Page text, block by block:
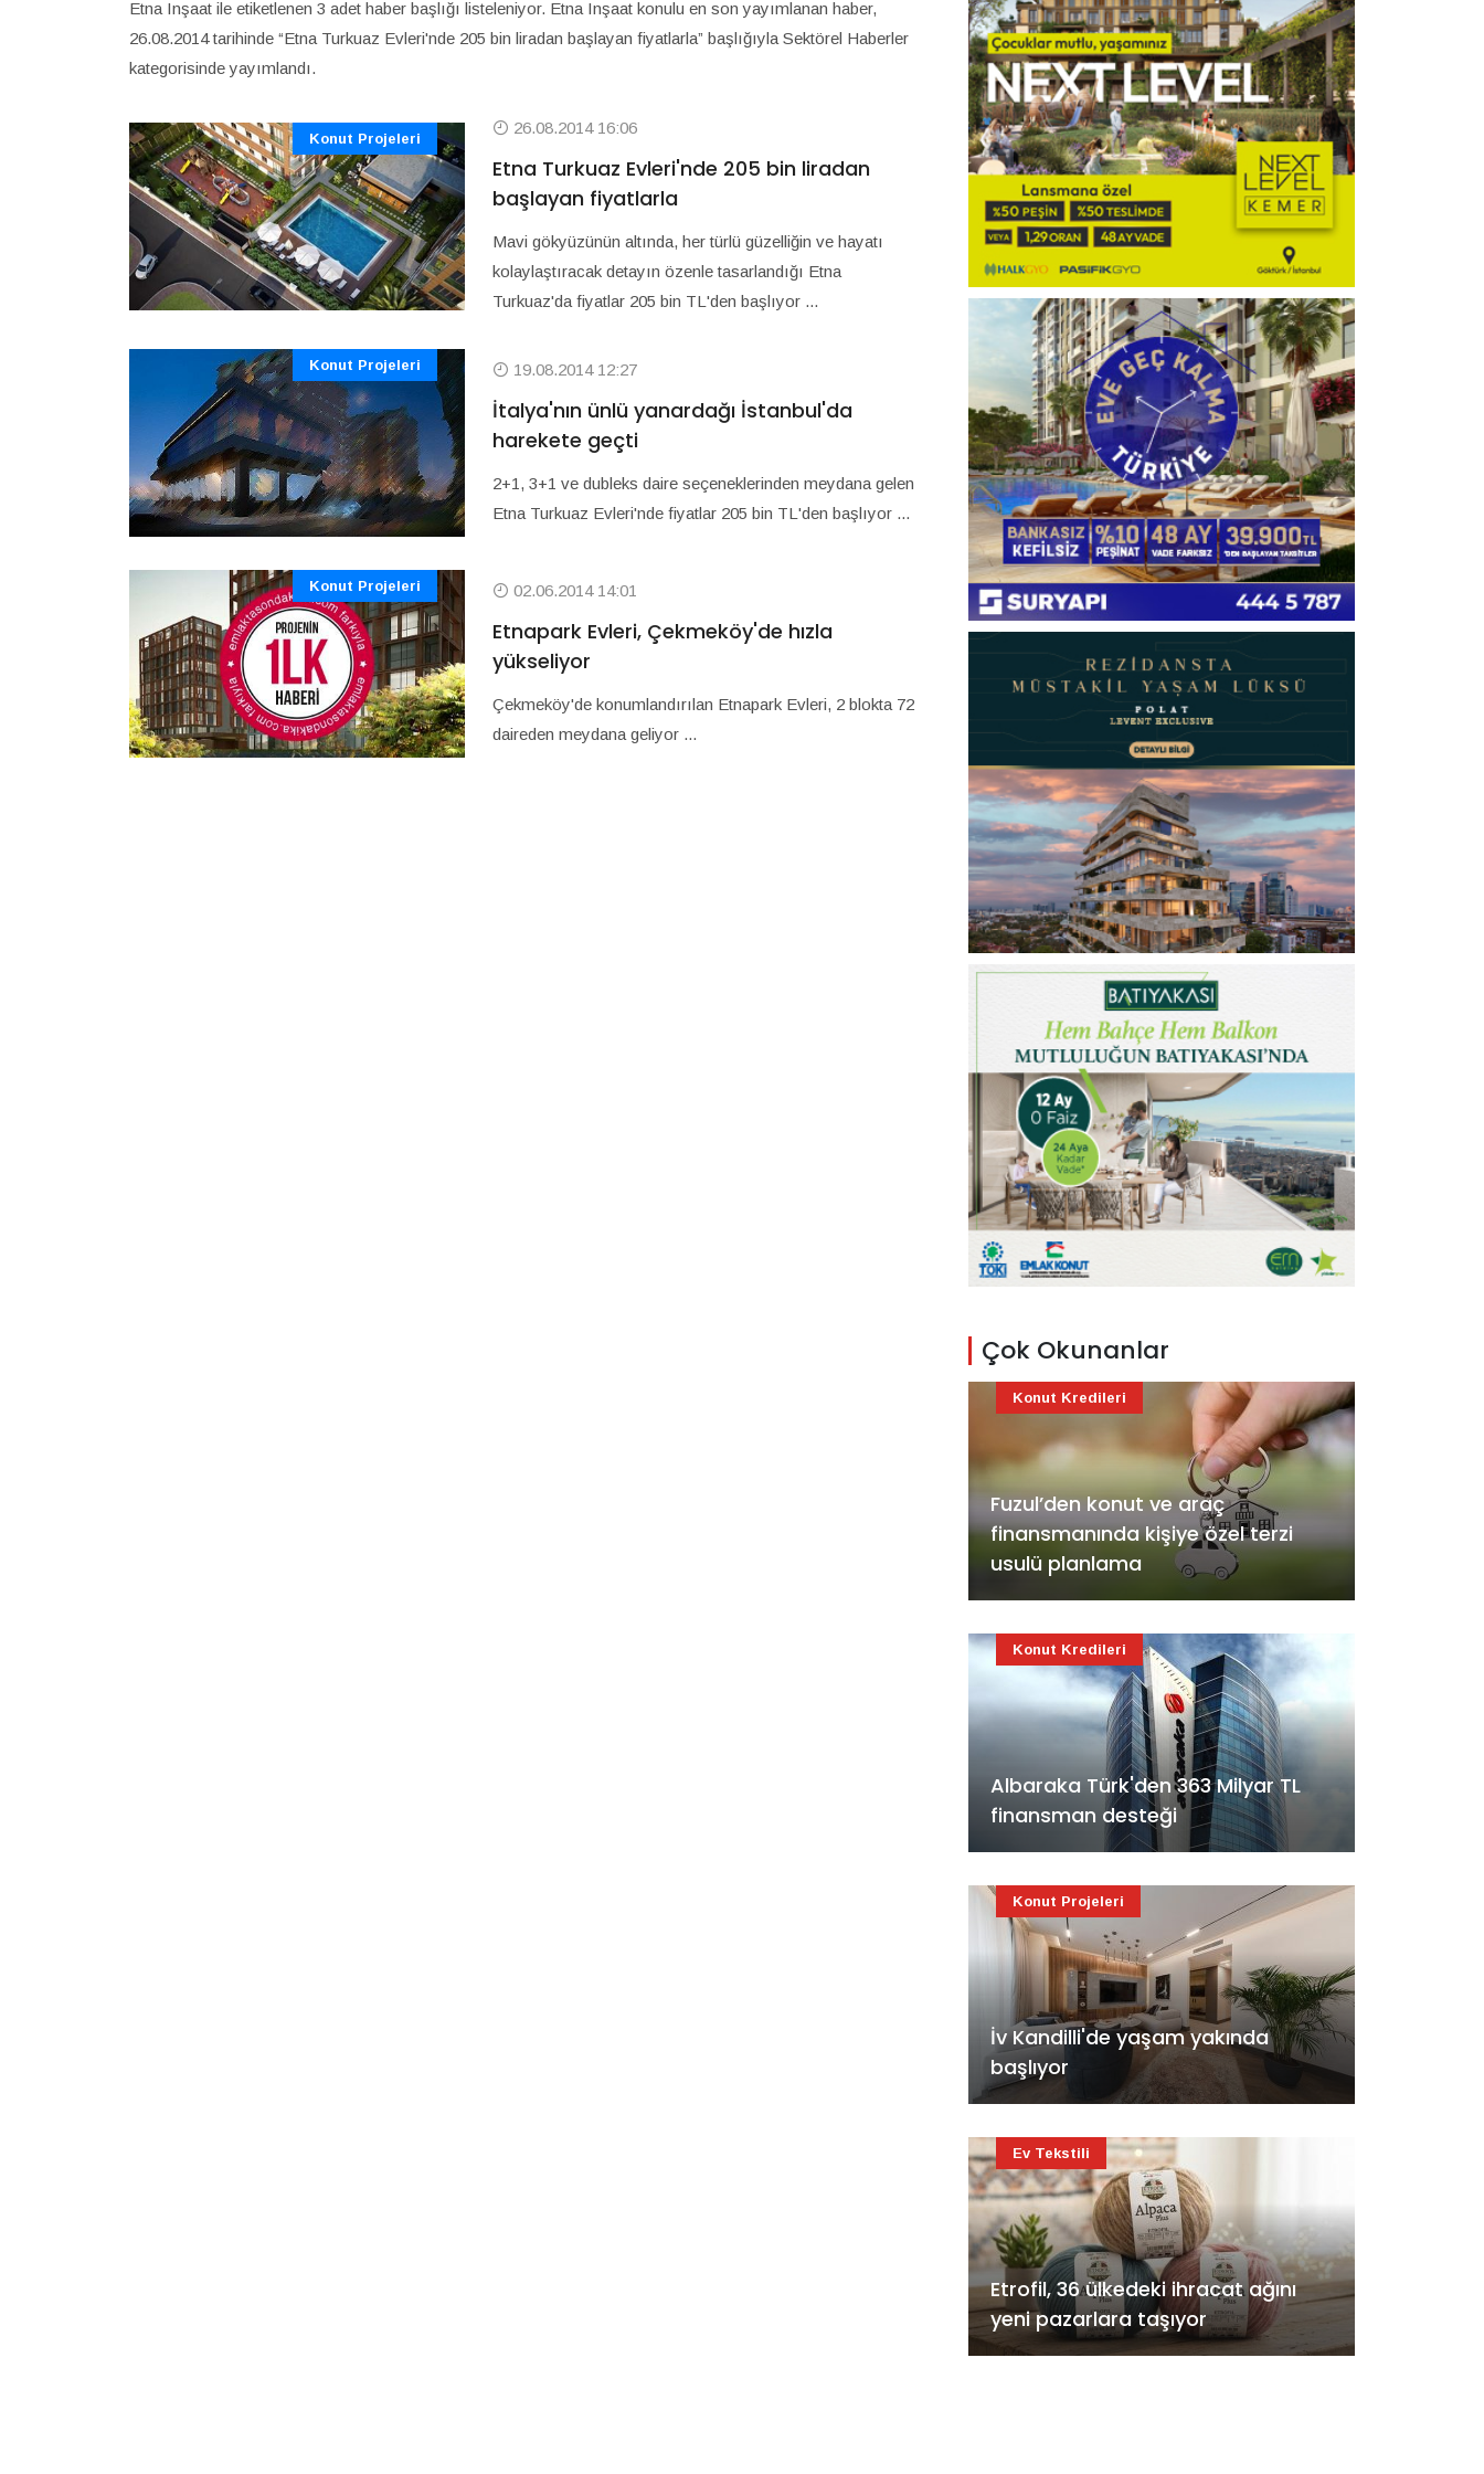
Etna Inşaat ile etiketlenen 3 adet haber başlığı listeleniyor. Etna Inşaat konulu en son yayımlanan haber,
26.08.2014 tarihinde “Etna Turkuaz Evleri'nde 205 bin liradan başlayan fiyatlarla” başlığıyla Sektörel Haberler
kategorisinde yayımlandı.
Konut Projeleri
26.08.2014 16:06
Etna Turkuaz Evleri'nde 205 bin liradan
başlayan fiyatlarla
Mavi gökyüzünün altında, her türlü güzelliğin ve hayatı
kolaylaştıracak detayın özenle tasarlandığı Etna
Turkuaz'da fiyatlar 205 bin TL'den başlıyor ...
Konut Projeleri 19.08.2014 12:27
İtalya'nın ünlü yanardağı İstanbul'da
harekete geçti
2+1, 3+1 ve dubleks daire seçeneklerinden meydana gelen
Etna Turkuaz Evleri'nde fiyatlar 205 bin TL'den başlıyor ...
Konut Projeleri 02.06.2014 14:01
Etnapark Evleri, Çekmeköy'de hızla
yükseliyor
Çekmeköy'de konumlandırılan Etnapark Evleri, 2 blokta 72
daireden meydana geliyor ...
Çok Okunanlar
Fuzul’den konut ve araç
finansmanında kişiye özel terzi
usulü planlama
Konut Kredileri
Albaraka Türk'den 363 Milyar TL
finansman desteği
Konut Kredileri
İv Kandilli'de yaşam yakında
başlıyor
Konut Projeleri
Etrofil, 36 ülkedeki ihracat ağını
yeni pazarlara taşıyor
Ev Tekstili